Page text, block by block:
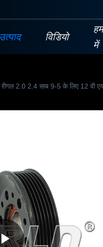
उत्पाद विडियो
में
2.0 2.4 साब 9-5 के लिए 12 वी